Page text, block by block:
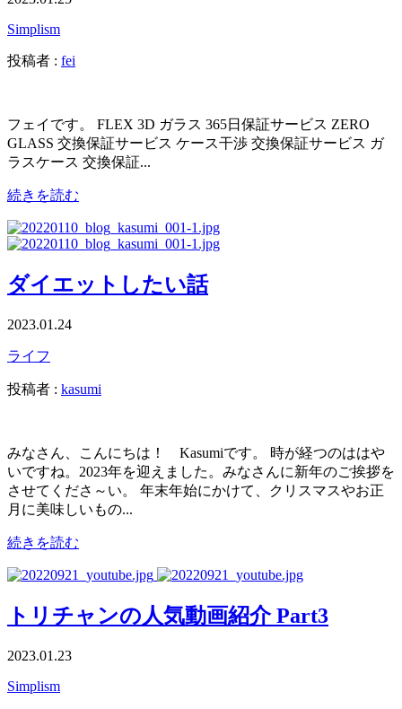
Simplism
投稿者 : fei
フェイです。 FLEX 3D ガラス 365日保証サービス ZERO
GLASS 交換保証サービス ケース干渉 交換保証サービス ガ
ラスケース 交換保証...
続きを読む
ダイエットしたい話
2023.01.24
ライフ
投稿者 : kasumi
みなさん、こんにちは！ Kasumiです。 時が経つのははや
いですね。2023年を迎えました。みなさんに新年のご挨拶を
させてくださ～い。 年末年始にかけて、クリスマスやお正
月に美味しいもの...
続きを読む
トリチャンの人気動画紹介 Part3
2023.01.23
Simplism